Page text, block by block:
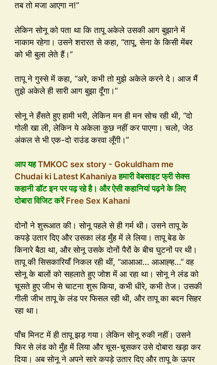
तब तो मजा आएगा न!”
लेकिन सोनू को पता था कि तापू अकेले उसकी आग बुझाने में
नाकाम रहेगा। उसने शरारत से कहा, “तापू, सेना के किसी मेंबर
को भी बुला लेते हैं।”
तापू ने गुस्से में कहा, “अरे, कभी तो मुझे अकेले करने दे। आज मैं
तुझे अकेले ही सारी आग बुझा दूँगा।”
सोनू ने हँसते हुए हामी भरी, लेकिन मन ही मन सोच रही थी, “दो
गोली खा ली, लेकिन ये अकेला कुछ नहीं कर पाएगा। चलो, जेठ
अंकल से भी एक-दो राउंड करवा लूँगी।”
आप यहTMKOC sex story - Gokuldham me
Chudai ki Latest Kahaniya हमारी वेबसाइट फ्री सेक्स
कहानी डॉट इन पर पढ़ रहे है। और ऐसी कहानियां पढ़ने के लिए
दोबारा विजिट करेंFree Sex Kahani
दोनों ने शुरूआत की। सोनू पहले से ही गर्म थी। उसने तापू के
कपड़े उतार दिए और उसका लंड मुँह में ले लिया। तापू बेड के
किनारे बैठा था, और सोनू उसके दोनों पैरों के बीच घुटनों पर थी।
तापू की सिसकारियाँ निकल रही थीं, “आआआ… आआह्ह…” वह
सोनू के बालों को सहलाते हुए जोश में आ रहा था। सोनू ने लंड को
चूसते हुए जीभ से चाटना शुरू किया, कभी धीरे, कभी तेज। उसकी
गीली जीभ तापू के लंड पर फिसल रही थी, और तापू का बदन सिहर
रहा था।
पाँच मिनट में ही तापू झड़ गया। लेकिन सोनू रुकी नहीं। उसने
फिर से लंड को मुँह में लिया और चूस-चूसकर उसे दोबारा खड़ा कर
दिया। अब सोनू ने अपने सारे कपड़े उतार दिए और तापू के ऊपर